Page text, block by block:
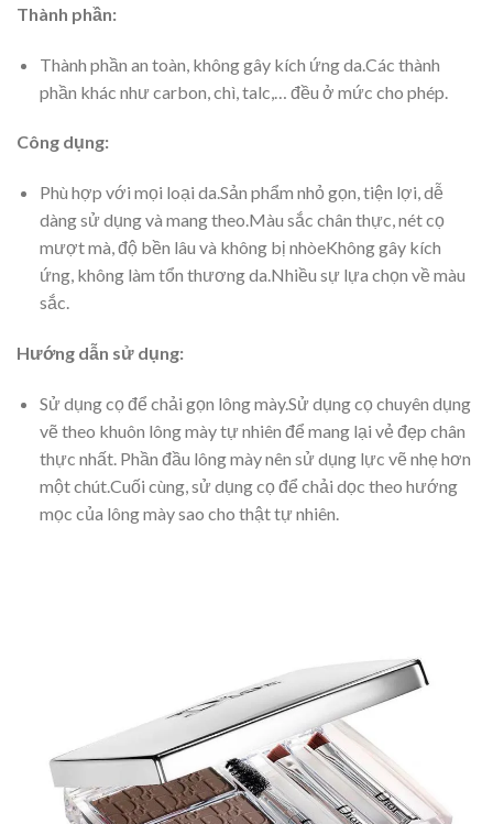
Thành phần:
Thành phần an toàn, không gây kích ứng da.Các thành
phần khác như carbon, chì, talc,… đều ở mức cho phép.
Công dụng:
Phù hợp với mọi loại da.Sản phẩm nhỏ gọn, tiện lợi, dễ
dàng sử dụng và mang theo.Màu sắc chân thực, nét cọ
mượt mà, độ bền lâu và không bị nhòeKhông gây kích
ứng, không làm tổn thương da.Nhiều sự lựa chọn về màu
sắc.
Hướng dẫn sử dụng:
Sử dụng cọ để chải gọn lông mày.Sử dụng cọ chuyên dụng
vẽ theo khuôn lông mày tự nhiên để mang lại vẻ đẹp chân
thực nhất. Phần đầu lông mày nên sử dụng lực vẽ nhẹ hơn
một chút.Cuối cùng, sử dụng cọ để chải dọc theo hướng
mọc của lông mày sao cho thật tự nhiên.